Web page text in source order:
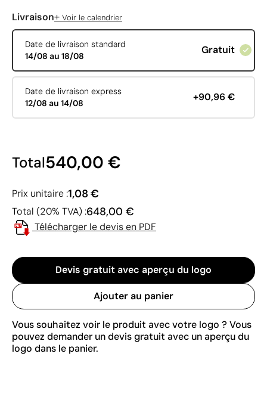
Livraison+ Voir le calendrier
Date de livraison standard
14/08 au 18/08
Gratuit
Date de livraison express
12/08 au 14/08
+90,96 €
Total540,00 €
Prix unitaire :1,08 €
Total (20% TVA) :648,00 €
Télécharger le devis en PDF
Devis gratuit avec aperçu du logo
Ajouter au panier
Vous souhaitez voir le produit avec votre logo ? Vous
pouvez demander un devis gratuit avec un aperçu du
logo dans le panier.